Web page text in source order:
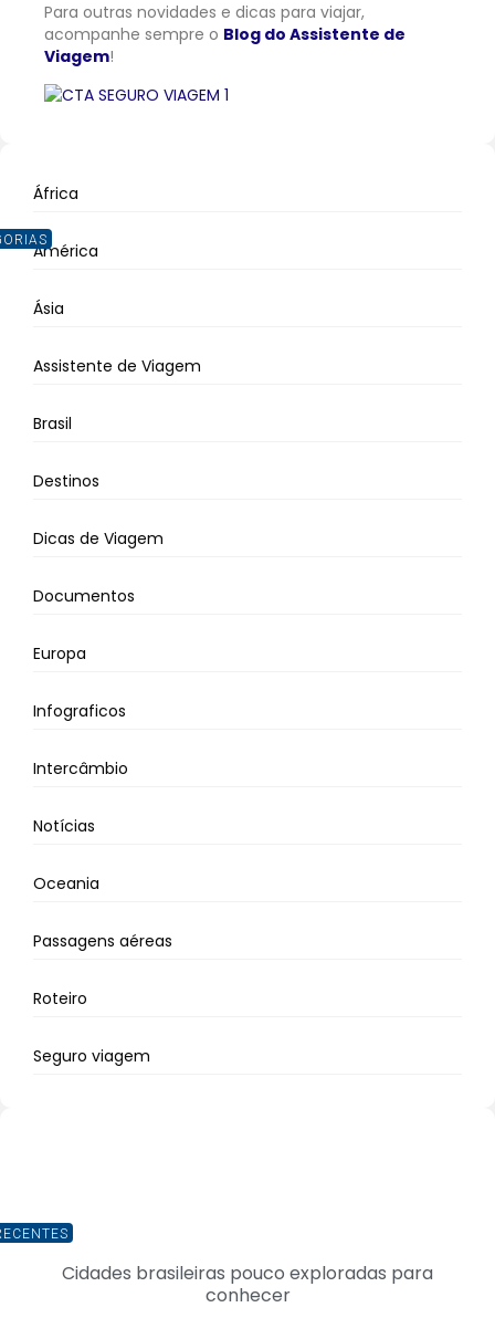
Para outras novidades e dicas para viajar,
acompanhe sempre o Blog do Assistente de
Viagem!
África
América
Ásia
Assistente de Viagem
Brasil
Destinos
Dicas de Viagem
Documentos
Europa
Infograficos
Intercâmbio
Notícias
Oceania
Passagens aéreas
Roteiro
Seguro viagem
Cidades brasileiras pouco exploradas para
conhecer